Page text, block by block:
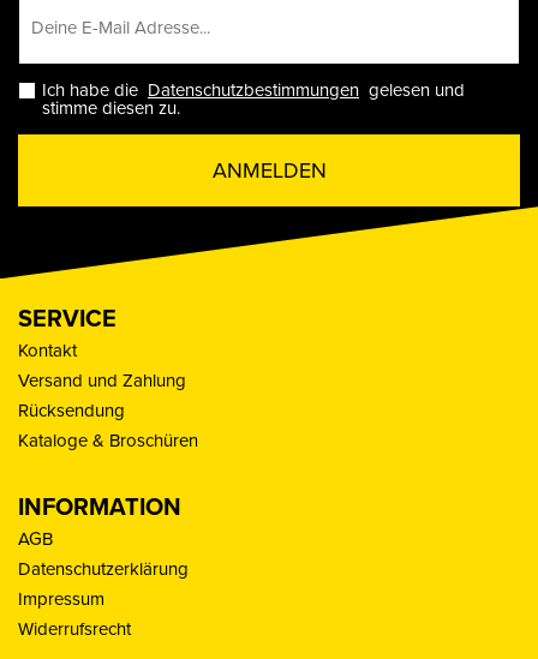
Ich habe die Datenschutzbestimmungen gelesen und
stimme diesen zu.
ANMELDEN
SERVICE
Kontakt
Versand und Zahlung
Rücksendung
Kataloge & Broschüren
INFORMATION
AGB
Datenschutzerklärung
Impressum
Widerrufsrecht